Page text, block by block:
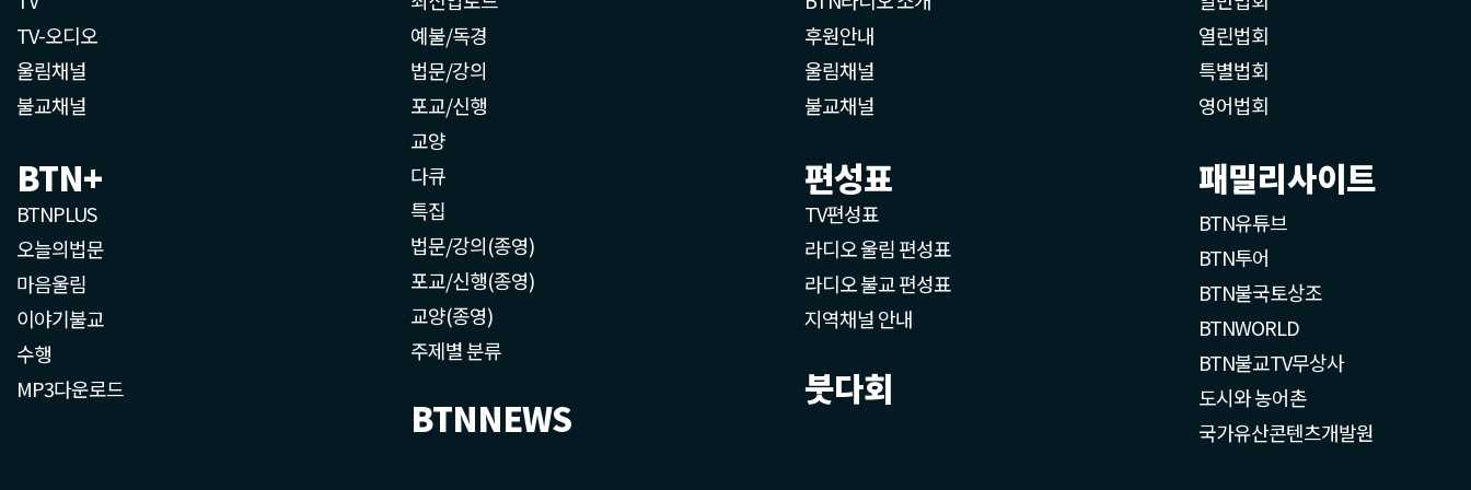
TV-오디오
울림채널
불교채널
BTN+
BTNPLUS
오늘의법문
마음울림
이야기불교
수행
MP3다운로드
예불/독경
법문/강의
포교/신행
교양
다큐
특집
법문/강의(종영)
포교/신행(종영)
교양(종영)
주제별 분류
BTNNEWS
후원안내
울림채널
불교채널
편성표
TV편성표
라디오 울림 편성표
라디오 불교 편성표
지역채널 안내
붓다회
열린법회
특별법회
영어법회
패밀리사이트
BTN유튜브
BTN투어
BTN불국토상조
BTNWORLD
BTN불교TV무상사
도시와 농어촌
국가유산콘텐츠개발원